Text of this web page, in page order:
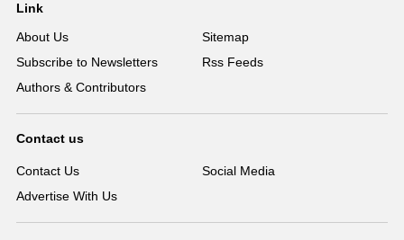
Link
About Us
Sitemap
Subscribe to Newsletters
Rss Feeds
Authors & Contributors
Contact us
Contact Us
Social Media
Advertise With Us